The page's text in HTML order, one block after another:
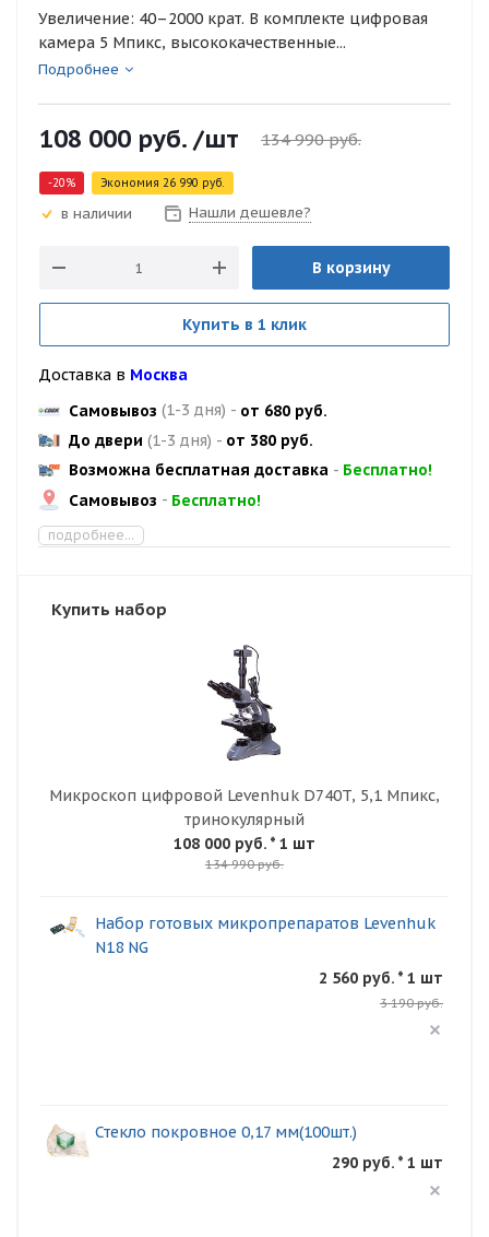
Увеличение: 40–2000 крат. В комплекте цифровая
камера 5 Мпикс, высококачественные...
Подробнее
108 000 руб. /шт 134 990руб.
-20% Экономия 26 990 руб.
в наличии Нашли дешевле?
В корзину
Купить в 1 клик
Доставка в Москва
Самовывоз (1-3 дня) - от 680 руб.
До двери (1-3 дня) - от 380 руб.
Возможна бесплатная доставка - Бесплатно!
Самовывоз - Бесплатно!
подробнее...
Купить набор
Микроскоп цифровой Levenhuk D740T, 5,1 Мпикс,
тринокулярный
108 000 руб. * 1 шт
134 990 руб.
Набор готовых микропрепаратов Levenhuk
N18 NG
2 560 руб. * 1 шт
3 190 руб.
Стекло покровное 0,17 мм(100шт.)
290 руб. * 1 шт